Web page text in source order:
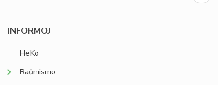
page
INFORMOJ
HeKo
Raŭmismo